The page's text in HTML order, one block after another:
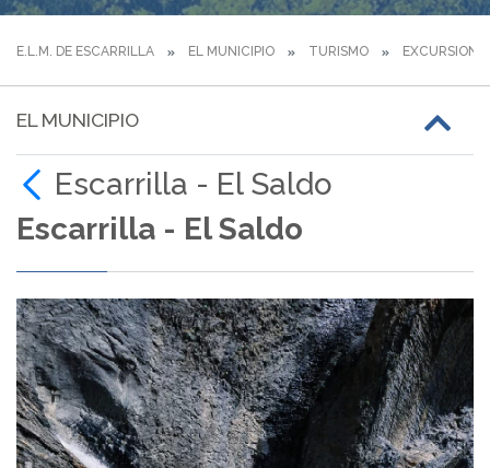
E.L.M. DE ESCARRILLA EL MUNICIPIO TURISMO
EL MUNICIPIO
Escarrilla - El Saldo
Escarrilla - El Saldo